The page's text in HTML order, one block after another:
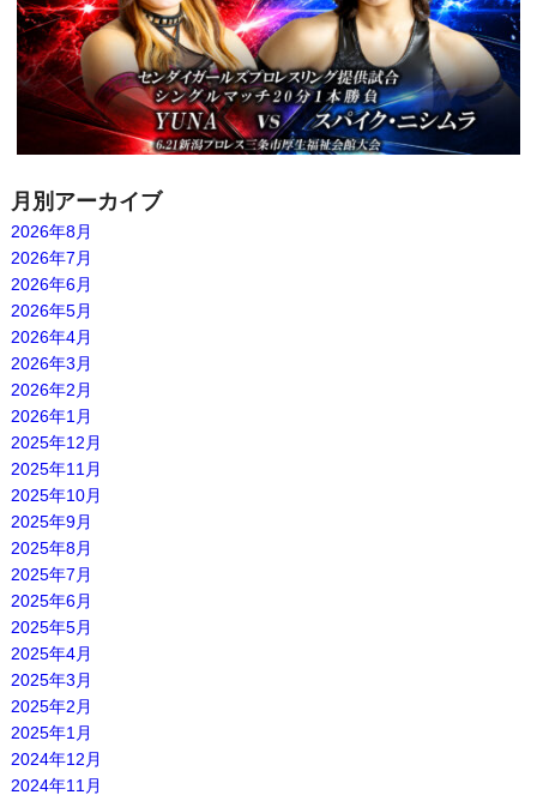
月別アーカイブ
2026年8月
2026年7月
2026年6月
2026年5月
2026年4月
2026年3月
2026年2月
2026年1月
2025年12月
2025年11月
2025年10月
2025年9月
2025年8月
2025年7月
2025年6月
2025年5月
2025年4月
2025年3月
2025年2月
2025年1月
2024年12月
2024年11月